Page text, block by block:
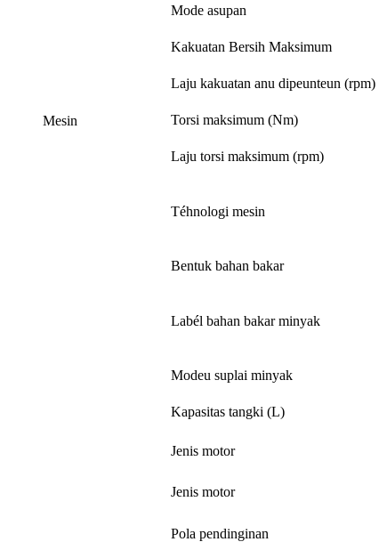
Mesin
Mode asupan
Kakuatan Bersih Maksimum
Laju kakuatan anu dipeunteun (rpm)
Torsi maksimum (Nm)
Laju torsi maksimum (rpm)
Téhnologi mesin
Bentuk bahan bakar
Labél bahan bakar minyak
Modeu suplai minyak
Kapasitas tangki (L)
Jenis motor
Jenis motor
Pola pendinginan